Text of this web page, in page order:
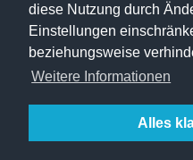
diese Nutzung durch
Einstellungen
beziehungsweise
Weitere Informationen
Alles